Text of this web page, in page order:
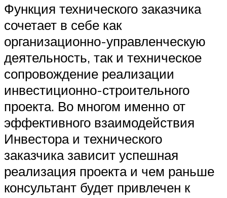
Функция технического заказчика
сочетает в себе как
организационно-управленческую
деятельность, так и техническое
сопровождение реализации
инвестиционно-строительного
проекта. Во многом именно от
эффективного взаимодействия
Инвестора и технического
заказчика зависит успешная
реализация проекта и чем раньше
консультант будет привлечен к